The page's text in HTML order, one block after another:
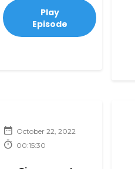
Play
Episode
October 22, 2022
00:15:30